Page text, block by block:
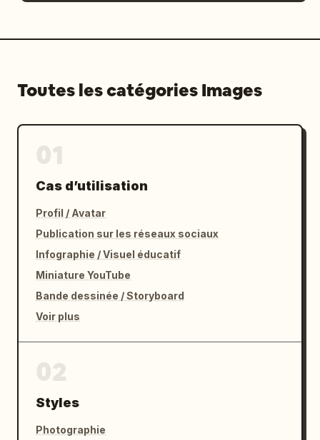
Toutes les catégories Images
Cas d’utilisation
Profil / Avatar
Publication sur les réseaux sociaux
Infographie / Visuel éducatif
Miniature YouTube
Bande dessinée / Storyboard
Voir plus
Styles
Photographie